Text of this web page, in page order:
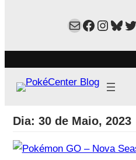
Mail
Dia: 30 de Maio, 2023